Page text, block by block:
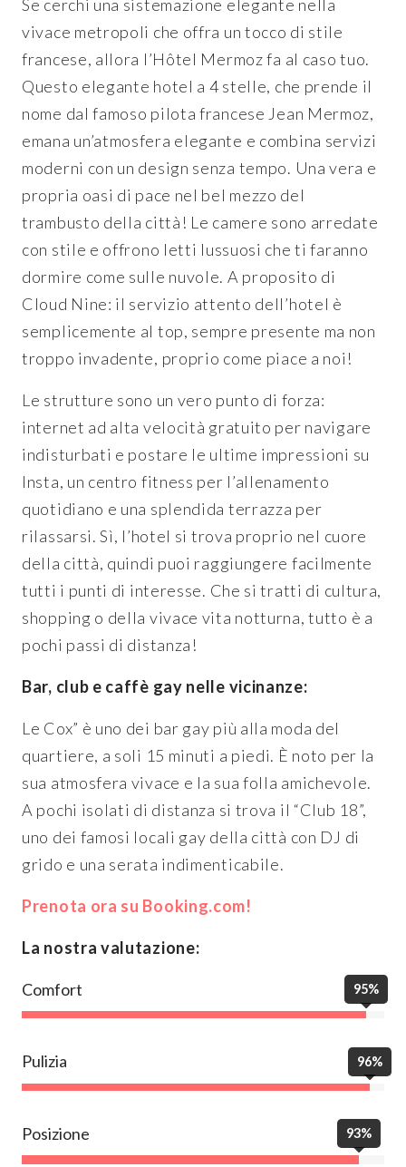
Se cerchi una sistemazione elegante nella
vivace metropoli che offra un tocco di stile
francese, allora l’Hôtel Mermoz fa al caso tuo.
Questo elegante hotel a 4 stelle, che prende il
nome dal famoso pilota francese Jean Mermoz,
emana un’atmosfera elegante e combina servizi
moderni con un design senza tempo. Una vera e
propria oasi di pace nel bel mezzo del
trambusto della città! Le camere sono arredate
con stile e offrono letti lussuosi che ti faranno
dormire come sulle nuvole. A proposito di
Cloud Nine: il servizio attento dell’hotel è
semplicemente al top, sempre presente ma non
troppo invadente, proprio come piace a noi!
Le strutture sono un vero punto di forza:
internet ad alta velocità gratuito per navigare
indisturbati e postare le ultime impressioni su
Insta, un centro fitness per l’allenamento
quotidiano e una splendida terrazza per
rilassarsi. Sì, l’hotel si trova proprio nel cuore
della città, quindi puoi raggiungere facilmente
tutti i punti di interesse. Che si tratti di cultura,
shopping o della vivace vita notturna, tutto è a
pochi passi di distanza!
Bar, club e caffè gay nelle vicinanze:
Le Cox” è uno dei bar gay più alla moda del
quartiere, a soli 15 minuti a piedi. È noto per la
sua atmosfera vivace e la sua folla amichevole.
A pochi isolati di distanza si trova il “Club 18”,
uno dei famosi locali gay della città con DJ di
grido e una serata indimenticabile.
Prenota ora su Booking.com!
La nostra valutazione:
Comfort 95%
Pulizia 96%
Posizione 93%